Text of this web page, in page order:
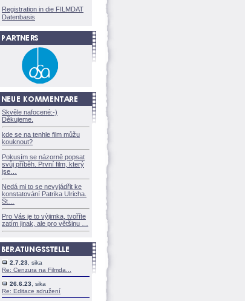
Registration in die FILMDAT
Datenbasis
Skvěle nafocené:-)
Děkujeme.
kde se na tenhle film můžu
kouknout?
Pokusím se názorně popsat
svůj příběh. První film, který
jse
Nedá mi to se nevyjádřit ke
konstatování Patrika Ulricha.
St
Pro Vás je to výjimka, tvoříte
zatím jinak, ale pro většinu
2.7.23 , sika
Re: Cenzura na Filmda...
26.6.23 , sika
Re: Editace sdružení